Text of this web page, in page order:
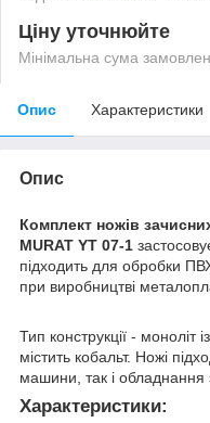
Ціну уточнюйте
Мінімальна сума
Опис Характеристики
Опис
Комплект ножів
MURAT YT 07-1
підходить для обробки
при виробництві
Тип конструкції - моноліт
містить кобальт. Ножі
машини, так і обладнання
Характеристики: